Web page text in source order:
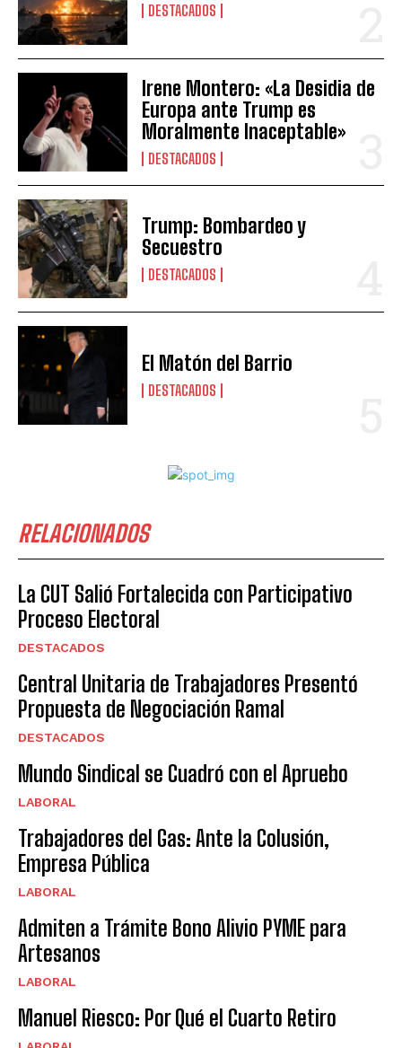
DESTACADOS
Irene Montero: «La Desidia de
Europa ante Trump es
Moralmente Inaceptable»
DESTACADOS
Trump: Bombardeo y
Secuestro
DESTACADOS
El Matón del Barrio
DESTACADOS
RELACIONADOS
La CUT Salió Fortalecida con Participativo
Proceso Electoral
DESTACADOS
Central Unitaria de Trabajadores Presentó
Propuesta de Negociación Ramal
DESTACADOS
Mundo Sindical se Cuadró con el Apruebo
LABORAL
Trabajadores del Gas: Ante la Colusión,
Empresa Pública
LABORAL
Admiten a Trámite Bono Alivio PYME para
Artesanos
LABORAL
Manuel Riesco: Por Qué el Cuarto Retiro